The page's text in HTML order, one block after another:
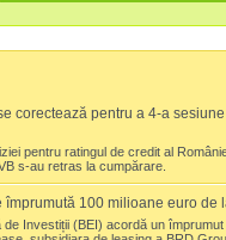
corectează pentru a 4-a
pentru ratingul de credit al
s-au retras la cumpărare.
împrumută 100 milioane euro de
de Investiții (BEI) acordă un